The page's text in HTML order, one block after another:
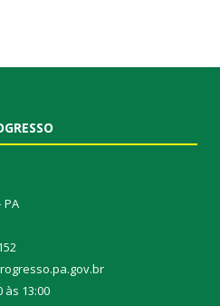
PA
13:00